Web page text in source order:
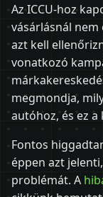
Az ICCU-hoz
vásárlásnál
azt kell
vonatkozó
megmondja,
autóhoz, és ez
Fontos
éppen azt
problémát. A